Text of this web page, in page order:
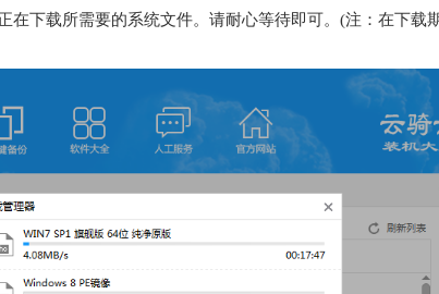
在下载所需要的系统文件。请耐心等待即可。(注：在下载